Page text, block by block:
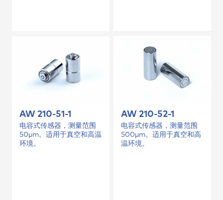
AW 210-51-1
电容式传感器，测量范围
50µm。适用于真空和高温
环境。
AW 210-52-1
电容式传感器，测量范围
500µm。适用于真空和高
温环境。